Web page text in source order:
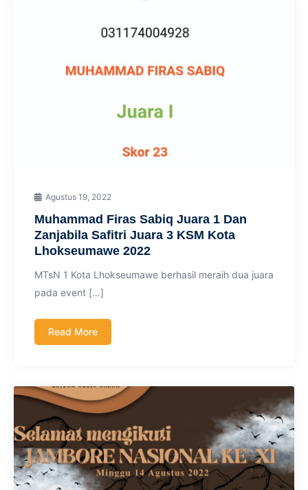
Agustus 19, 2022
Muhammad Firas Sabiq Juara 1 Dan
Zanjabila Safitri Juara 3 KSM Kota
Lhokseumawe 2022
MTsN 1 Kota Lhokseumawe berhasil meraih dua juara
pada event […]
Read More